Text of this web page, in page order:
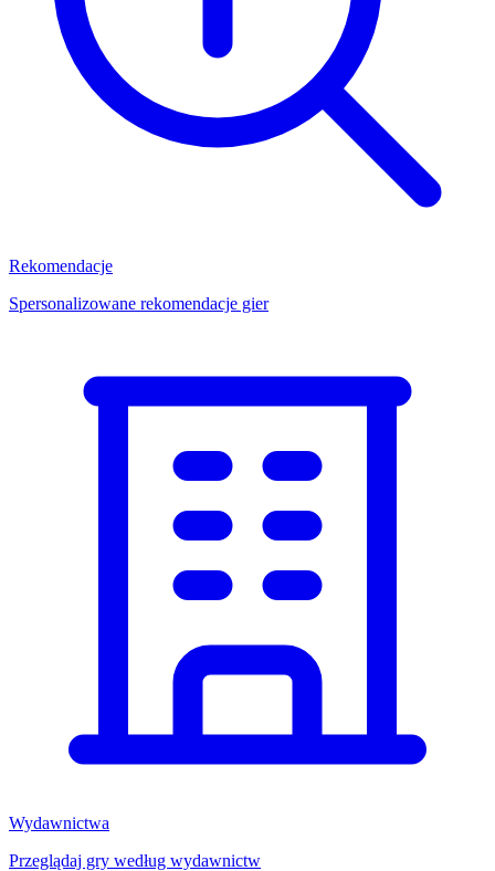
Rekomendacje
Spersonalizowane rekomendacje gier
Wydawnictwa
Przeglądaj gry według wydawnictw